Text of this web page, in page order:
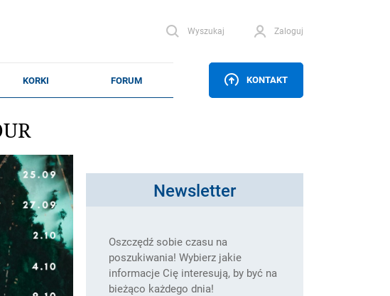
Wyszukaj Zaloguj
KONTAKT
Newsletter
Oszczędź sobie czasu na
poszukiwania! Wybierz jakie
informacje Cię interesują, by być na
bieżąco każdego dnia!